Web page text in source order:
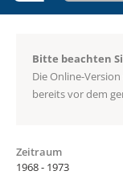
Bitte beachten
Die Online-
bereits vor dem
Zeitraum
1968 - 1973